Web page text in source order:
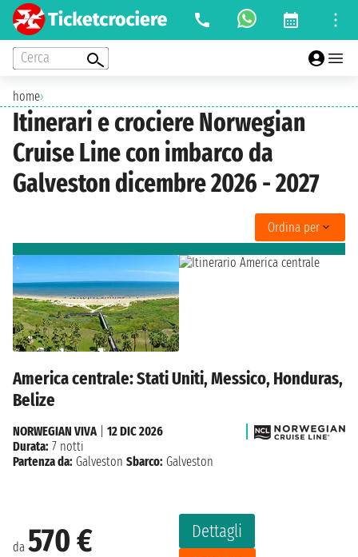
Cerca
home›
Itinerari e crociere Norwegian
Cruise Line con imbarco da
Galveston dicembre 2026 - 2027
Ordina per
America centrale: Stati Uniti, Messico, Honduras,
Belize
da 570 €
Dettagli
NORWEGIAN VIVA| 12 DIC 2026
Durata: 7 notti
Partenza da: Galveston Sbarco: Galveston